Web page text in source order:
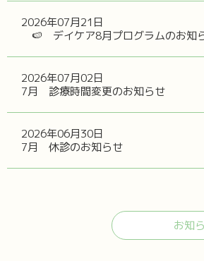
2026年07月21日
🍉 デイケア8月プログラムのお
2026年07月02日
7月 診療時間変更のお知らせ
2026年06月30日
7月 休診のお知らせ
お知